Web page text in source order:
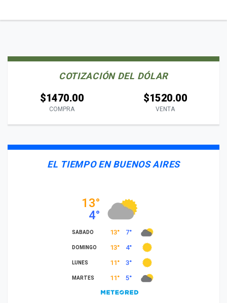
COTIZACIÓN DEL DÓLAR
$1470.00
COMPRA
$1520.00
VENTA
EL TIEMPO EN BUENOS AIRES